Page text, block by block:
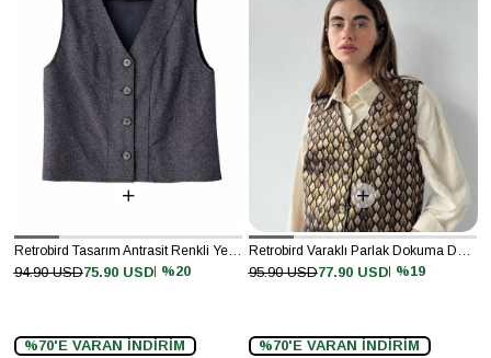
Retrobird Tasarım Antrasit Renkli Yelek
%20
75.90 USD
94.90 USD
%70'E VARAN İNDİRİM
Retrobird Varaklı Parlak Dokuma Desenli Vizon Gold Tasarım Yelek
%19
77.90 USD
95.90 USD
%70'E VARAN İNDİRİM